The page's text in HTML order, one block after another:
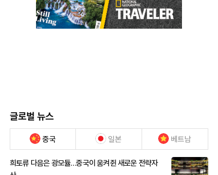
글로벌 뉴스
중국 일본 베트남
희토류 다음은 광모듈…중국이 움켜쥔 새로운 전략자